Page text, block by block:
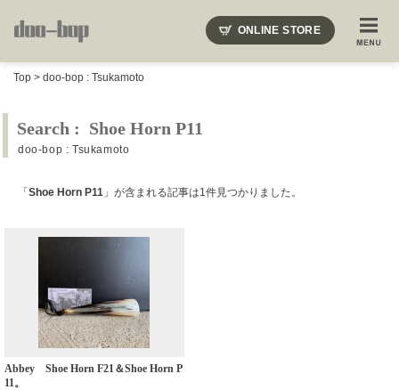
ONLINE STORE
Top > doo-bop : Tsukamoto
Search : Shoe Horn P11
doo-bop : Tsukamoto
「 Shoe Horn P11 」が含まれる記事は1件見つかりました。
Abbey Shoe Horn F21＆Shoe Horn P
11。